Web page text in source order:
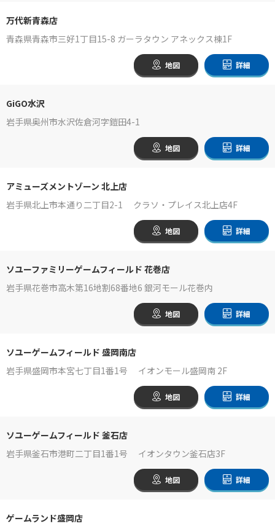
万代新青森店
青森県青森市三好1丁目15-8 ガーラタウン アネックス棟1F
地図 詳細
GiGO水沢
岩手県奥州市水沢佐倉河字鎧田4-1
地図 詳細
アミューズメントゾーン 北上店
岩手県北上市本通り二丁目2-1 クラソ・プレイス北上店4F
地図 詳細
ソユーファミリーゲームフィールド 花巻店
岩手県花巻市高木第16地割68番地6 銀河モール花巻内
地図 詳細
ソユーゲームフィールド 盛岡南店
岩手県盛岡市本宮七丁目1番1号 イオンモール盛岡南 2F
地図 詳細
ソユーゲームフィールド 釜石店
岩手県釜石市港町二丁目1番1号 イオンタウン釜石店3F
地図 詳細
ゲームランド盛岡店